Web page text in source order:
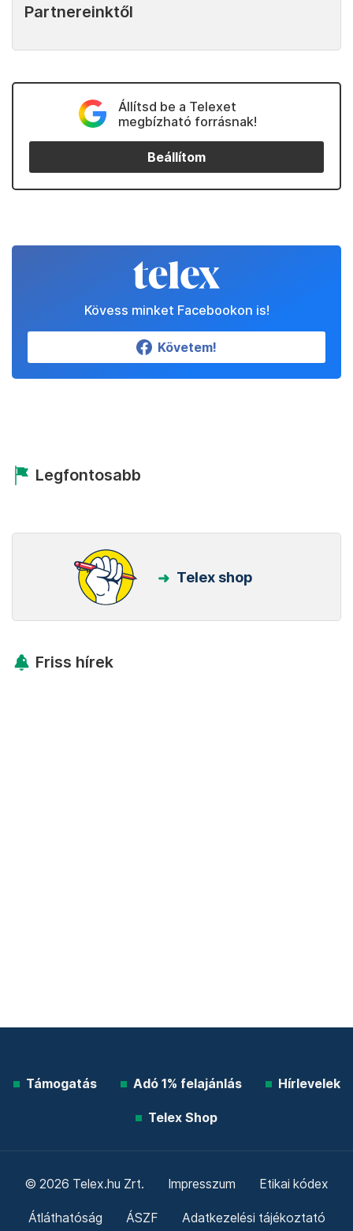
Partnereinktől
Állítsd be a Telexet
megbízható forrásnak!
Beállítom
Kövess minket Facebookon is!
Követem!
Legfontosabb
Telex shop
Friss hírek
Támogatás Adó 1% felajánlás Hírlevelek
Telex Shop
© 2026 Telex.hu Zrt. Impresszum Etikai kódex
Átláthatóság ÁSZF Adatkezelési tájékoztató